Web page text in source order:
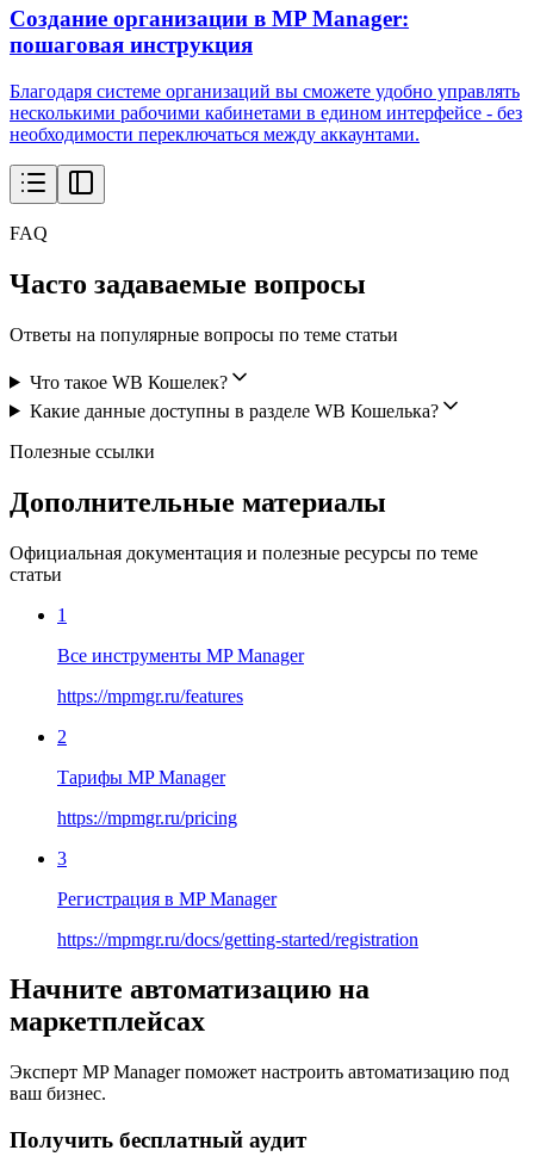
Создание организации в MP Manager:
пошаговая инструкция
Благодаря системе организаций вы сможете удобно управлять
несколькими рабочими кабинетами в едином интерфейсе - без
необходимости переключаться между аккаунтами.
FAQ
Часто задаваемые вопросы
Ответы на популярные вопросы по теме статьи
Что такое WB Кошелек?
Какие данные доступны в разделе WB Кошелька?
Полезные ссылки
Дополнительные материалы
Официальная документация и полезные ресурсы по теме
статьи
1
Все инструменты MP Manager
https://mpmgr.ru/features
2
Тарифы MP Manager
https://mpmgr.ru/pricing
3
Регистрация в MP Manager
https://mpmgr.ru/docs/getting-started/registration
Начните автоматизацию на
маркетплейсах
Эксперт MP Manager поможет настроить автоматизацию под
ваш бизнес.
Получить бесплатный аудит